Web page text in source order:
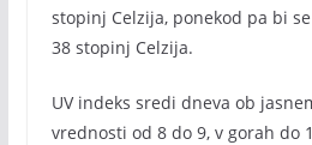
stopinj Celzija, ponekod pa bi
38 stopinj Celzija.
UV indeks sredi dneva ob
vrednosti od 8 do 9, v gorah do